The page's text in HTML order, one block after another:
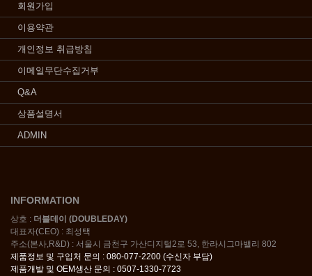
회원가입
이용약관
개인정보 취급방침
이메일무단수집거부
Q&A
상품설명서
ADMIN
INFORMATION
상호 : 더블데이 (DOUBLEDAY)
대표자(CEO) : 최성택
주소(본사,R&D) : 서울시 금천구 가산디지털2로 53, 한라시그마밸리 802
제품정보 및 구입처 문의 : 080-077-2200 (수신자 부담)
제품개발 및 OEM생산 문의 : 0507-1330-7723